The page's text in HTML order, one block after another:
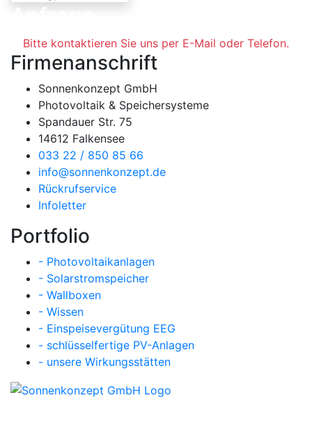
Anfrage
Bitte kontaktieren Sie uns per E-Mail oder Telefon.
Firmenanschrift
Sonnenkonzept GmbH
Photovoltaik & Speichersysteme
Spandauer Str. 75
14612 Falkensee
033 22 / 850 85 66
info@sonnenkonzept.de
Rückrufservice
Infoletter
Portfolio
- Photovoltaikanlagen
- Solarstromspeicher
- Wallboxen
- Wissen
- Einspeisevergütung EEG
- schlüsselfertige PV-Anlagen
- unsere Wirkungsstätten